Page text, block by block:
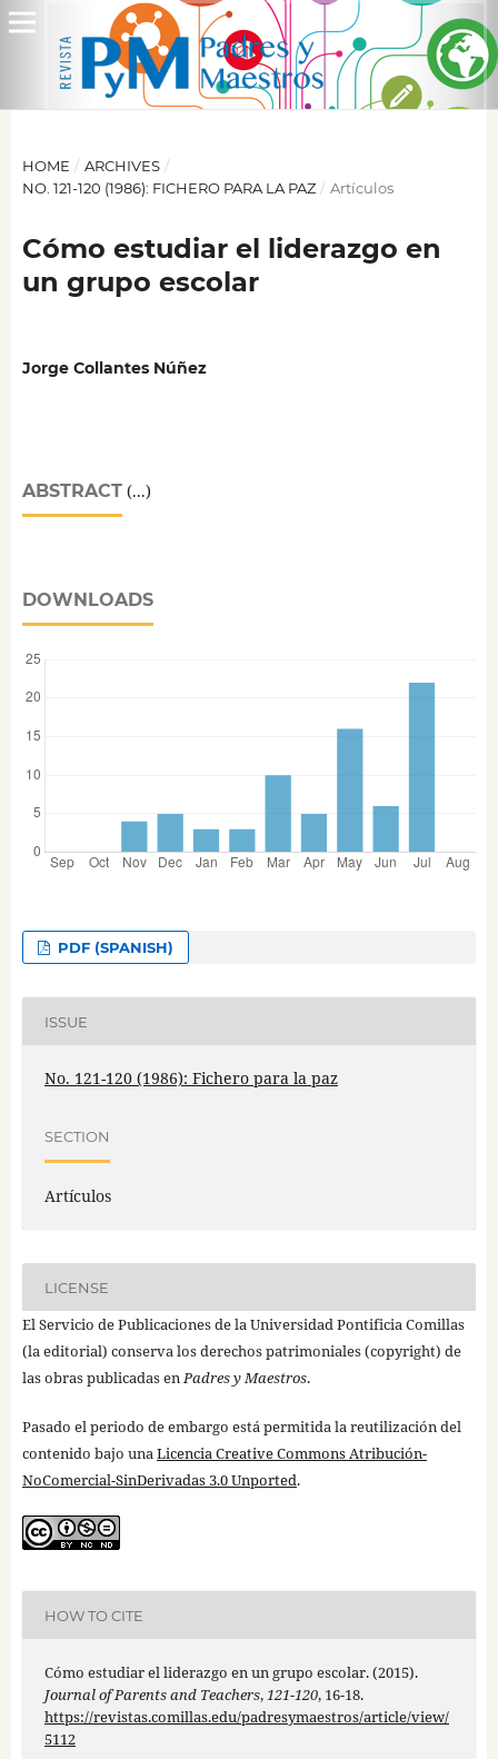
HOME / ARCHIVES /
NO. 121-120 (1986): FICHERO PARA LA PAZ / Artículos
Cómo estudiar el liderazgo en
un grupo escolar
Jorge Collantes Núñez
ABSTRACT(...)
DOWNLOADS
PDF (SPANISH)
ISSUE
No. 121-120 (1986): Fichero para la paz
SECTION
Artículos
LICENSE
El Servicio de Publicaciones de la Universidad Pontificia Comillas
(la editorial) conserva los derechos patrimoniales (copyright) de
las obras publicadas enPadres y Maestros.
Pasado el periodo de embargo está permitida la reutilización del
contenido bajo unaLicencia Creative Commons Atribución-
NoComercial-SinDerivadas 3.0 Unported.
HOW TO CITE
Cómo estudiar el liderazgo en un grupo escolar. (2015).
Journal of Parents and Teachers,121-120, 16-18.
https://revistas.comillas.edu/padresymaestros/article/view/
5112